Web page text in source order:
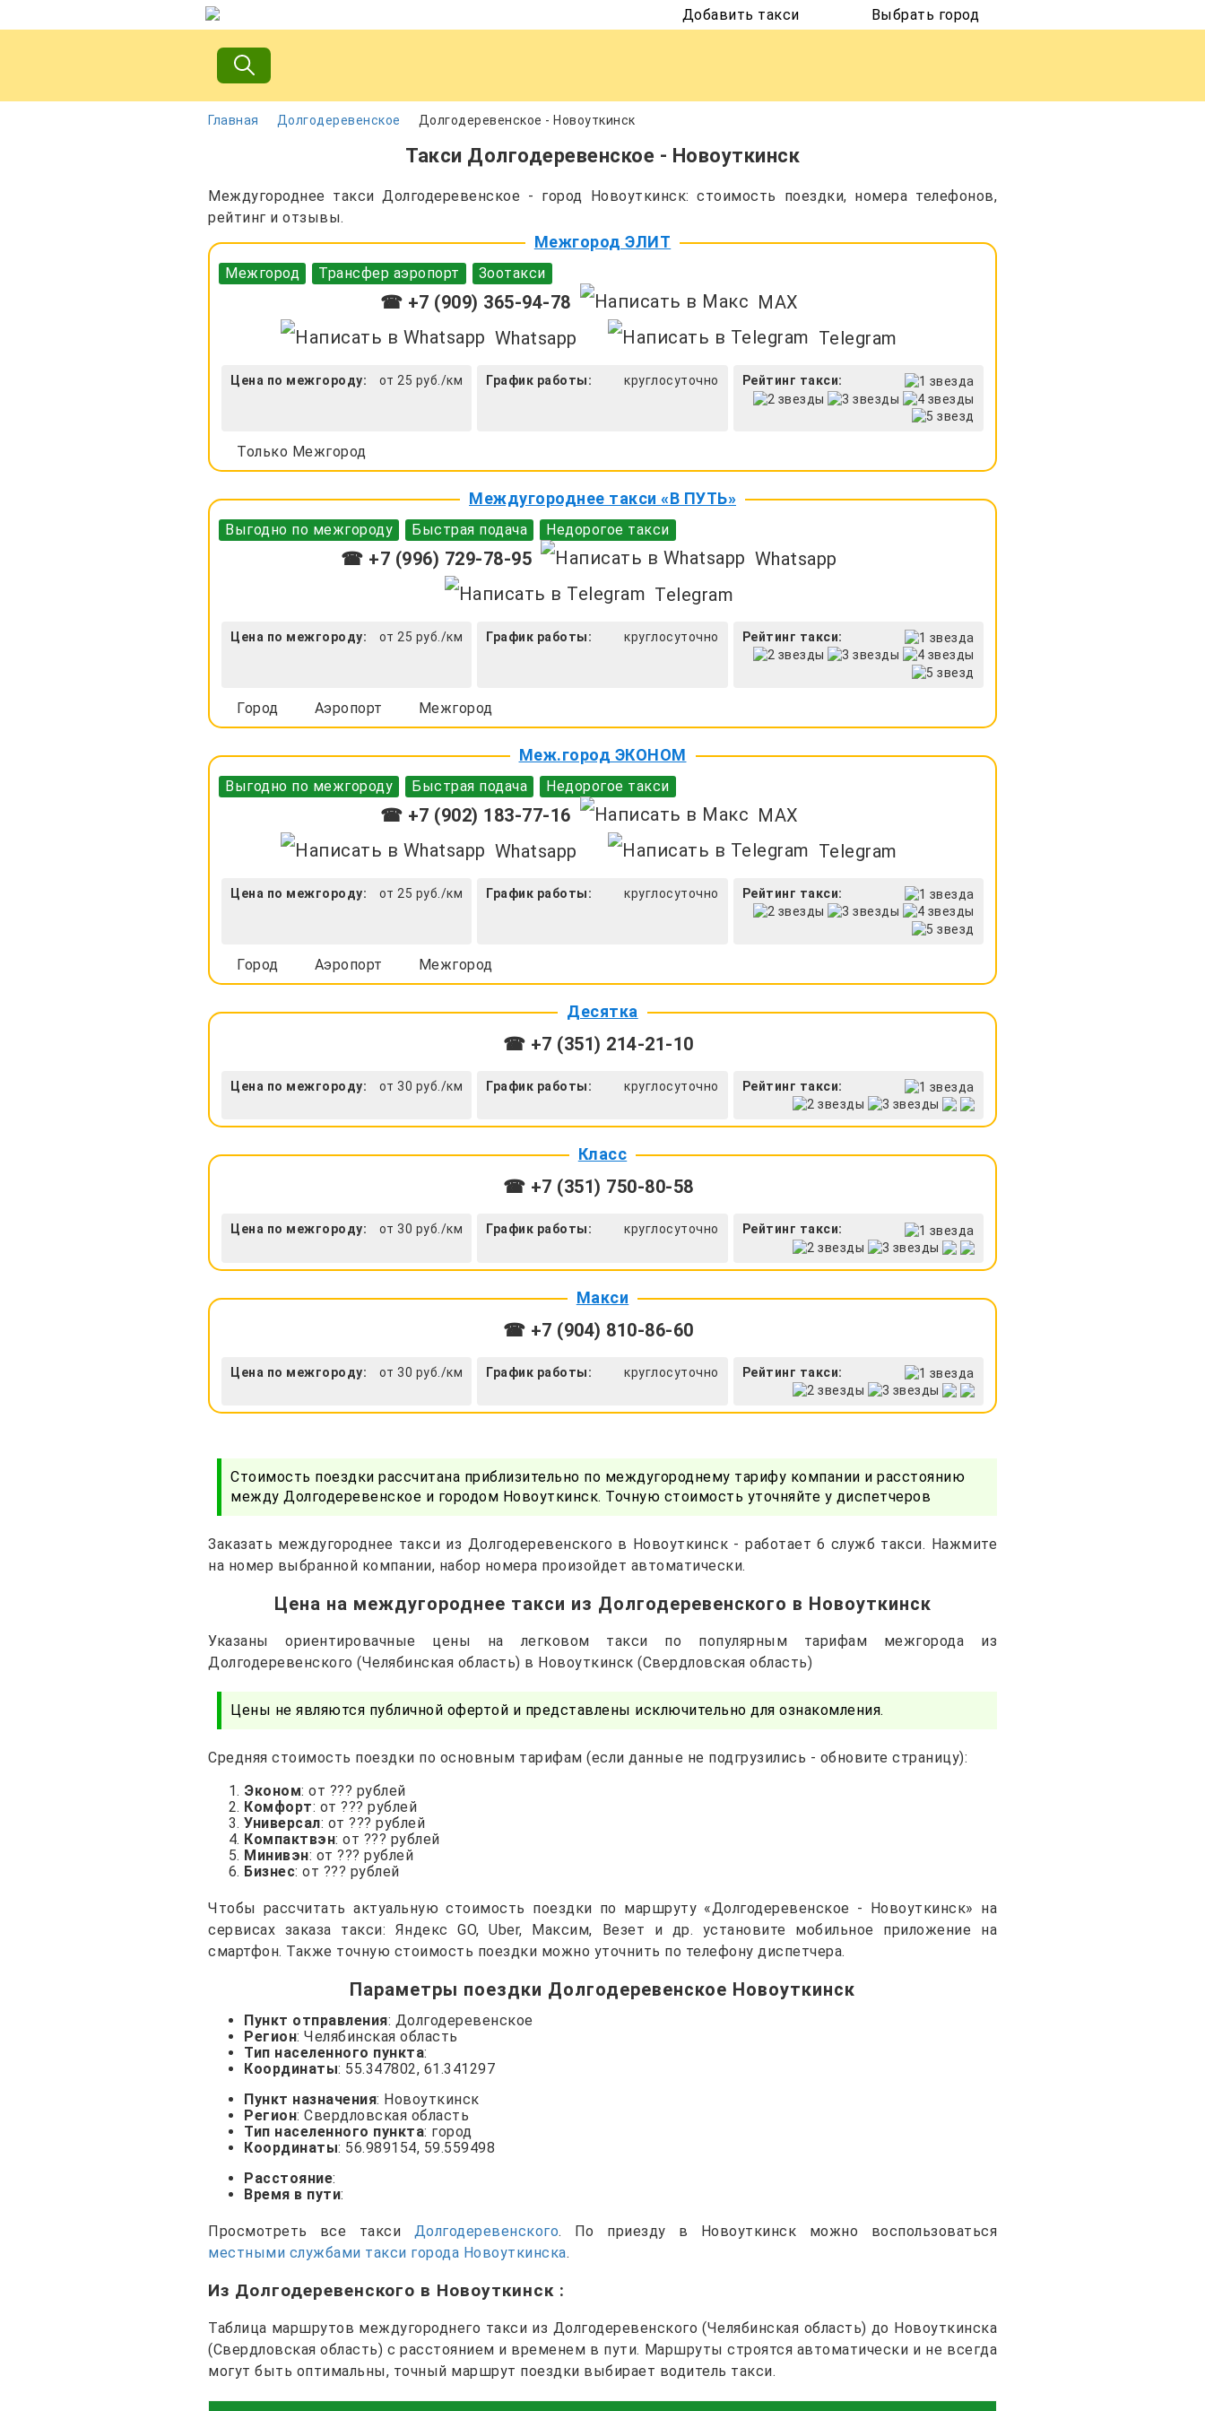
Добавить такси Выбрать город
Главная Долгодеревенское Долгодеревенское - Новоуткинск
Такси Долгодеревенское - Новоуткинск
Междугороднее такси Долгодеревенское - город Новоуткинск: стоимость поездки, номера телефонов,
рейтинг и отзывы.
Межгород ЭЛИТ
Межгород Трансфер аэропорт Зоотакси
☎ +7 (909) 365-94-78
MAX
Whatsapp
Telegram
Цена по межгороду: от 25 руб./км График работы: круглосуточно Рейтинг такси:
Только Межгород
Междугороднее такси «В ПУТЬ»
Выгодно по межгороду Быстрая подача Недорогое такси
☎ +7 (996) 729-78-95
Whatsapp
Telegram
Цена по межгороду: от 25 руб./км График работы: круглосуточно Рейтинг такси:
Город Аэропорт Межгород
Меж.город ЭКОНОМ
Выгодно по межгороду Быстрая подача Недорогое такси
☎ +7 (902) 183-77-16
MAX
Whatsapp
Telegram
Цена по межгороду: от 25 руб./км График работы: круглосуточно Рейтинг такси:
Город Аэропорт Межгород
Десятка
☎ +7 (351) 214-21-10
Цена по межгороду: от 30 руб./км График работы: круглосуточно Рейтинг такси:
Класс
☎ +7 (351) 750-80-58
Цена по межгороду: от 30 руб./км График работы: круглосуточно Рейтинг такси:
Макси
☎ +7 (904) 810-86-60
Цена по межгороду: от 30 руб./км График работы: круглосуточно Рейтинг такси:
Стоимость поездки рассчитана приблизительно по междугороднему тарифу компании и расстоянию
между Долгодеревенское и городом Новоуткинск. Точную стоимость уточняйте у диспетчеров
Заказать междугороднее такси из Долгодеревенского в Новоуткинск - работает 6 служб такси. Нажмите
на номер выбранной компании, набор номера произойдет автоматически.
Цена на междугороднее такси из Долгодеревенского в Новоуткинск
Указаны ориентировачные цены на легковом такси по популярным тарифам межгорода из
Долгодеревенского (Челябинская область) в Новоуткинск (Свердловская область)
Цены не являются публичной офертой и представлены исключительно для ознакомления.
Средняя стоимость поездки по основным тарифам (если данные не подгрузились - обновите страницу):
Эконом: от ??? рублей
Комфорт: от ??? рублей
Универсал: от ??? рублей
Компактвэн: от ??? рублей
Минивэн: от ??? рублей
Бизнес: от ??? рублей
Чтобы рассчитать актуальную стоимость поездки по маршруту «Долгодеревенское - Новоуткинск» на
сервисах заказа такси: Яндекс GO, Uber, Максим, Везет и др. установите мобильное приложение на
смартфон. Также точную стоимость поездки можно уточнить по телефону диспетчера.
Параметры поездки Долгодеревенское Новоуткинск
Пункт отправления: Долгодеревенское
Регион: Челябинская область
Тип населенного пункта:
Координаты: 55.347802, 61.341297
Пункт назначения: Новоуткинск
Регион: Свердловская область
Тип населенного пункта: город
Координаты: 56.989154, 59.559498
Расстояние:
Время в пути:
Просмотреть все такси Долгодеревенского. По приезду в Новоуткинск можно воспользоваться
местными службами такси города Новоуткинска.
Из Долгодеревенского в Новоуткинск :
Таблица маршрутов междугороднего такси из Долгодеревенского (Челябинская область) до Новоуткинска
(Свердловская область) с расстоянием и временем в пути. Маршруты строятся автоматически и не всегда
могут быть оптимальны, точный маршрут поездки выбирает водитель такси.